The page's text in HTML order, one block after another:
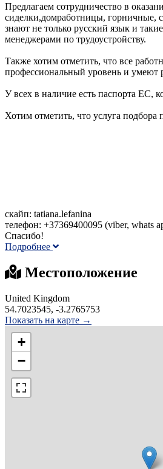
Предлагаем сотрудничество в
сиделки,домработницы, горничные,
знают не только русский язык и
менеджерами по трудоустройству.
Также хотим отметить, что все
профессиональный уровень и умеют
У всех в наличие есть паспорта ЕС,
Хотим отметить, что услуга подбора
скайп: tatiana.lefanina
телефон: +37369400095 (viber, whats
Спасибо!
Подробнее
Местоположение
United Kingdom
54.7023545, -3.2765753
Показать на карте →
+
−